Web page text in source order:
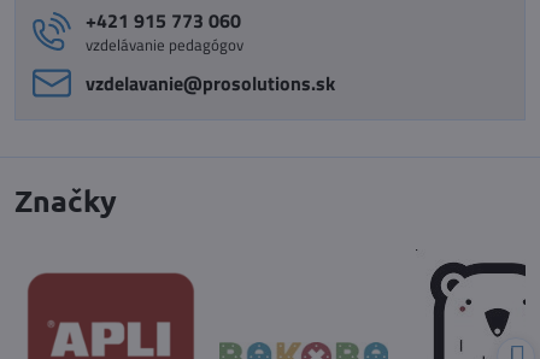
+421 915 773 060
vzdelávanie pedagógov
vzdelavanie​@prosolutions​.sk
Značky